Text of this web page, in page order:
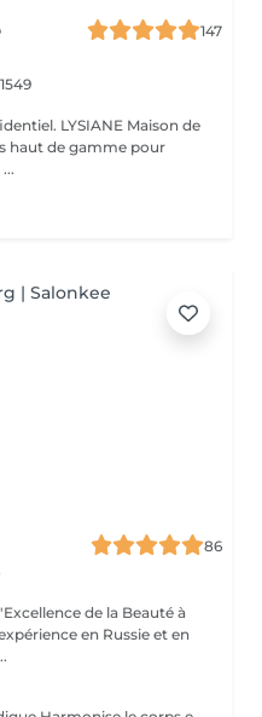
147
Maison de
haut de gamme pour
86
de la Beauté à